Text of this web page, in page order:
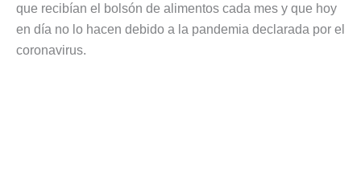
que recibían el bolsón de alimentos cada mes y que hoy
en día no lo hacen debido a la pandemia declarada por el
coronavirus.